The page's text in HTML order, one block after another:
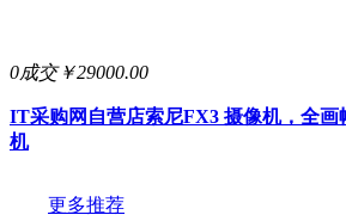
0成交￥29000.00
IT采购网自营店索尼FX3 摄像机，全画
机
更多推荐